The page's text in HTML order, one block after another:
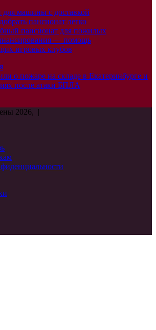
для машины с доставкой
пансионат легко
пансионат для пожилых
— помощь
игровых клубов
о пожаре на складе в Екатеринбурге и
после атаки БПЛА
2026, |